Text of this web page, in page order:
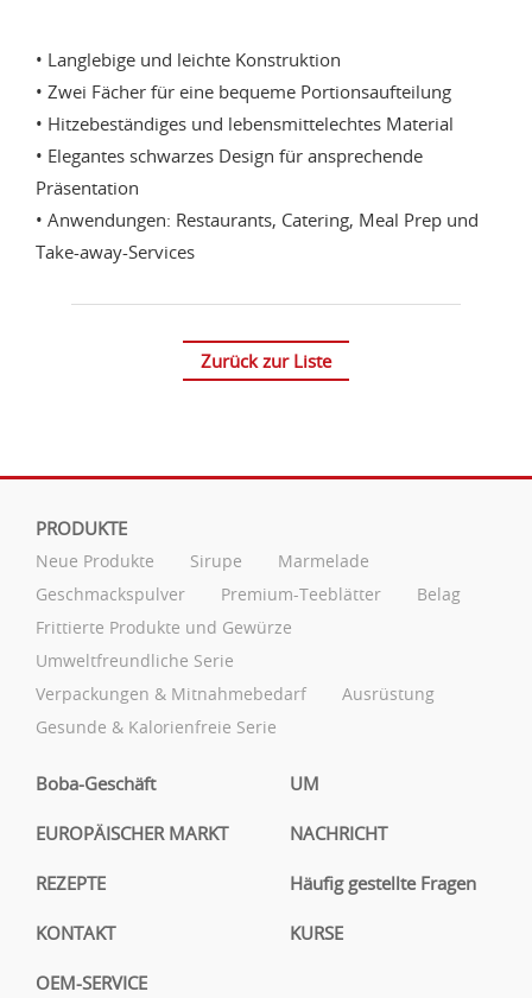
• Langlebige und leichte Konstruktion
• Zwei Fächer für eine bequeme Portionsaufteilung
• Hitzebeständiges und lebensmittelechtes Material
• Elegantes schwarzes Design für ansprechende
Präsentation
• Anwendungen: Restaurants, Catering, Meal Prep und
Take-away-Services
Zurück zur Liste
PRODUKTE
Neue Produkte Sirupe
Marmelade
Geschmackspulver
Premium-Teeblätter
Belag
Frittierte Produkte und Gewürze
Umweltfreundliche Serie
Verpackungen & Mitnahmebedarf
Ausrüstung
Gesunde & Kalorienfreie Serie
Boba-Geschäft UM
EUROPÄISCHER MARKT NACHRICHT
REZEPTE Häufig gestellte Fragen
KONTAKT KURSE
OEM-SERVICE